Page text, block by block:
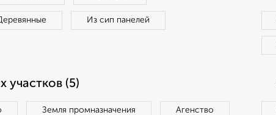
Из сип панелей
участков (5)
Земля промназначения Агенство